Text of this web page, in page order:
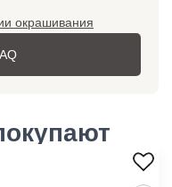
окрашивания